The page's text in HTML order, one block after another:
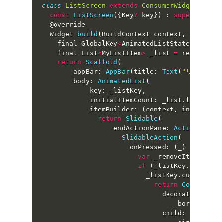
class ListScreen extends ConsumerWidget
const
ListScreen ( { Key? key} ) : super
  @override
  Widget
build ( BuildContext context ,
    final GlobalKey
<AnimatedListState>
    final List
<MyListItem> _list = ref
return
Scaffold (
        appBar
: AppBar( title : Text ( "リスト"
        body
: AnimatedList (
            key
: _listKey ,
            initialItemCount
: _list . length
            itemBuilder
: ( context , index
return
Slidable (
                  endActionPane
: ActionPane
SlidableAction (
                      onPressed
: ( )
var _removeItem
if
( _listKey .
                          _listKey
.
return
Container
                              decoration
                                  border
                              child
: